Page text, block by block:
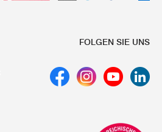
FOLGEN SIE UNS